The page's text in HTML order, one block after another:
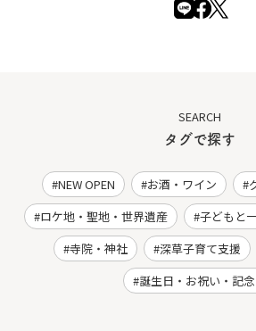
SEARCH
タグで探す
NEW OPEN お酒・ワイン
ロケ地・聖地・世界遺産
子どもと
寺院・神社
深草子育て支援
誕生日・お祝い・記